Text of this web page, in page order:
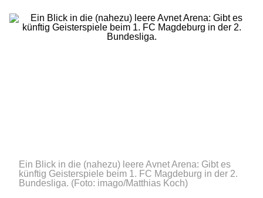
Ein Blick in die (nahezu) leere Avnet Arena: Gibt es
künftig Geisterspiele beim 1. FC Magdeburg in der 2.
Bundesliga. (Foto: imago/Matthias Koch)